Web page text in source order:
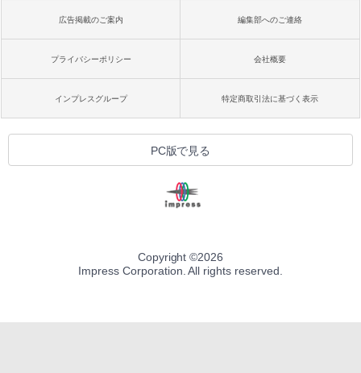
広告掲載のご案内 編集部へのご連絡
プライバシーポリシー 会社概要
インプレスグループ 特定商取引法に基づく表示
PC版で見る
Copyright ©2026
Impress Corporation. All rights reserved.